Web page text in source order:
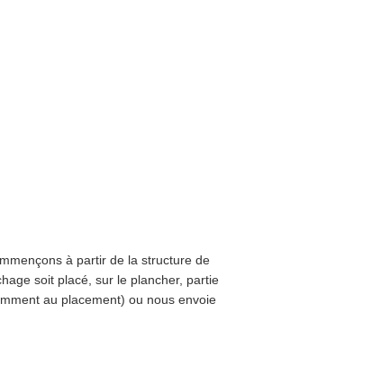
à partir de la structure de
soit placé, sur le plancher, partie
au placement) ou nous envoie